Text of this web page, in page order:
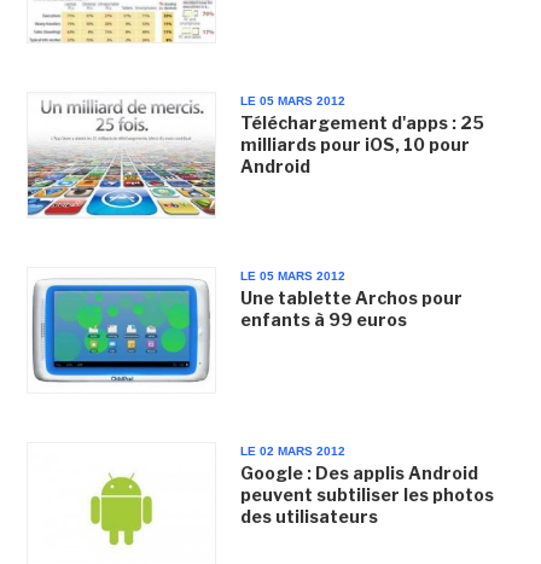
LE 05 MARS 2012
Téléchargement d'apps : 25
milliards pour iOS, 10 pour
Android
LE 05 MARS 2012
Une tablette Archos pour
enfants à 99 euros
LE 02 MARS 2012
Google : Des applis Android
peuvent subtiliser les photos
des utilisateurs